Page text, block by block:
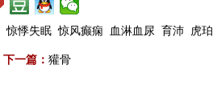
惊悸失眠 惊风癫痫 血淋血尿 育沛 虎珀
下一篇： 獾骨